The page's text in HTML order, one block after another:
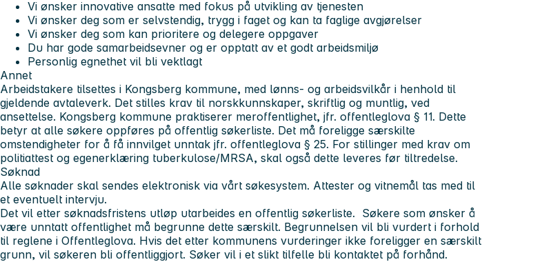
Vi ønsker innovative ansatte med fokus på utvikling av tjenesten
Vi ønsker deg som er selvstendig, trygg i faget og kan ta faglige avgjørelser
Vi ønsker deg som kan prioritere og delegere oppgaver
Du har gode samarbeidsevner og er opptatt av et godt arbeidsmiljø
Personlig egnethet vil bli vektlagt
Annet
Arbeidstakere tilsettes i Kongsberg kommune, med lønns- og arbeidsvilkår i henhold til
gjeldende avtaleverk. Det stilles krav til norskkunnskaper, skriftlig og muntlig, ved
ansettelse. Kongsberg kommune praktiserer meroffentlighet, jfr. offentleglova § 11. Dette
betyr at alle søkere oppføres på offentlig søkerliste. Det må foreligge særskilte
omstendigheter for å få innvilget unntak jfr. offentleglova § 25. For stillinger med krav om
politiattest og egenerklæring tuberkulose/MRSA, skal også dette leveres før tiltredelse.
Søknad
Alle søknader skal sendes elektronisk via vårt søkesystem. Attester og vitnemål tas med til
et eventuelt intervju.
Det vil etter søknadsfristens utløp utarbeides en offentlig søkerliste. Søkere som ønsker å
være unntatt offentlighet må begrunne dette særskilt. Begrunnelsen vil bli vurdert i forhold
til reglene i Offentleglova. Hvis det etter kommunens vurderinger ikke foreligger en særskilt
grunn, vil søkeren bli offentliggjort. Søker vil i et slikt tilfelle bli kontaktet på forhånd.